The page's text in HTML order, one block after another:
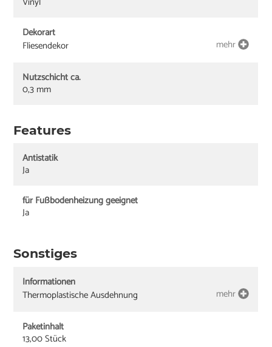
Dekorart
Fliesendekor
mehr
Nutzschicht ca.
0,3 mm
Features
Antistatik
Ja
für Fußbodenheizung geeignet
Ja
Sonstiges
Informationen
Thermoplastische Ausdehnung
mehr
Paketinhalt
13,00 Stück